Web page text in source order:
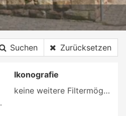
Suchen Zurücksetzen
Ikonografie
keine weitere Filtermöglichkeit